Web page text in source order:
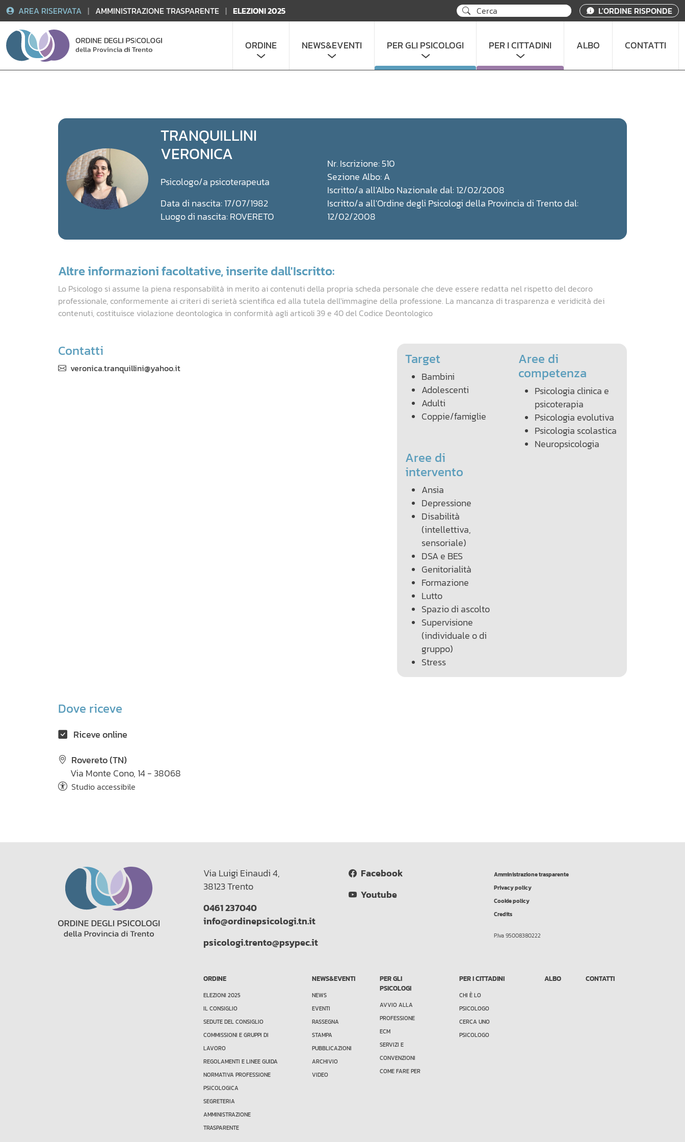
contenuto
AREA RISERVATA | AMMINISTRAZIONE TRASPARENTE | ELEZIONI 2025 L'ORDINE RISPONDE
ORDINE NEWS&EVENTI PER GLI PSICOLOGI PER I CITTADINI ALBO CONTATTI
TRANQUILLINI
VERONICA
Psicologo/a psicoterapeuta
Data di nascita: 17/07/1982
Luogo di nascita: ROVERETO
Nr. Iscrizione: 510
Sezione Albo: A
Iscritto/a all'Albo Nazionale dal: 12/02/2008
Iscritto/a all'Ordine degli Psicologi della Provincia di Trento dal:
12/02/2008
Altre informazioni facoltative, inserite dall'Iscritto:
Lo Psicologo si assume la piena responsabilità in merito ai contenuti della propria scheda personale che deve essere redatta nel rispetto del decoro
professionale, conformemente ai criteri di serietà scientifica ed alla tutela dell'immagine della professione. La mancanza di trasparenza e veridicità dei
contenuti, costituisce violazione deontologica in conformità agli articoli 39 e 40 del Codice Deontologico
Contatti
veronica.tranquillini@yahoo.it
Target
Bambini
Adolescenti
Adulti
Coppie/famiglie
Aree di
competenza
Psicologia clinica e
psicoterapia
Psicologia evolutiva
Psicologia scolastica
Neuropsicologia
Aree di
intervento
Ansia
Depressione
Disabilità
(intellettiva,
sensoriale)
DSA e BES
Genitorialità
Formazione
Lutto
Spazio di ascolto
Supervisione
(individuale o di
gruppo)
Stress
Dove riceve
Riceve online
Rovereto (TN)
Via Monte Cono, 14 - 38068
Studio accessibile
Via Luigi Einaudi 4,
38123 Trento
0461 237040
info@ordinepsicologi.tn.it
psicologi.trento@psypec.it
Facebook
Youtube
Amministrazione trasparente
Privacy policy
Cookie policy
Credits
P.Iva 95008380222
ORDINE
ELEZIONI 2025
IL CONSIGLIO
SEDUTE DEL CONSIGLIO
COMMISSIONI E GRUPPI DI
LAVORO
REGOLAMENTI E LINEE GUIDA
NORMATIVA PROFESSIONE
PSICOLOGICA
SEGRETERIA
AMMINISTRAZIONE
TRASPARENTE
NEWS&EVENTI
NEWS
EVENTI
RASSEGNA
STAMPA
PUBBLICAZIONI
ARCHIVIO
VIDEO
PER GLI
PSICOLOGI
AVVIO ALLA
PROFESSIONE
ECM
SERVIZI E
CONVENZIONI
COME FARE PER
PER I CITTADINI
CHI È LO
PSICOLOGO
CERCA UNO
PSICOLOGO
ALBO CONTATTI